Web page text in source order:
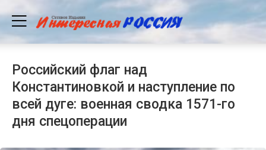
Российский флаг над
Константиновкой и наступление по
всей дуге: военная сводка 1571-го
дня спецоперации